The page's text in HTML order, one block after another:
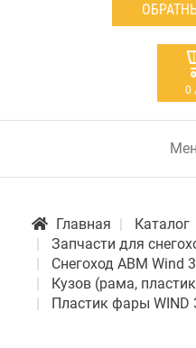
0
Главная Каталог
Запчасти для
Снегоход АВМ Wind
Кузов (рама,
Пластик фары WIND